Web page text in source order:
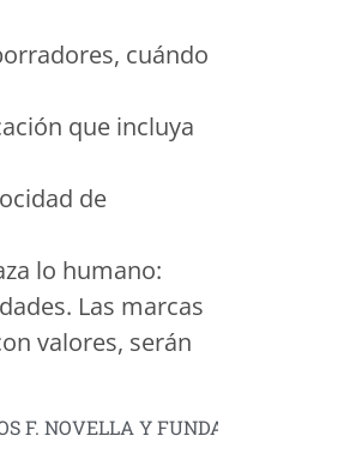
cuándo
que incluya
de
lo humano:
Las marcas
valores, serán
F. NOVELLA Y FUNDACIÓN REAL